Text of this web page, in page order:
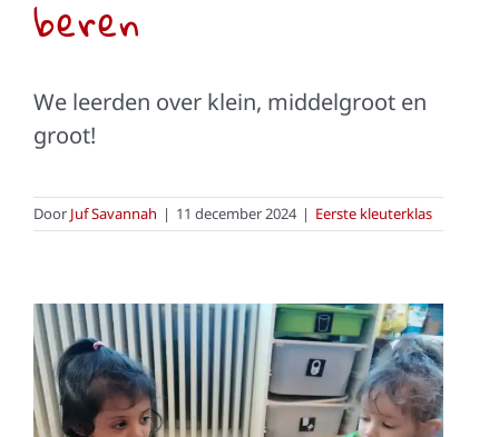
beren
We leerden over klein, middelgroot en
groot!
Door Juf Savannah | 11 december 2024 | Eerste kleuterklas
onze groepsregels: wij